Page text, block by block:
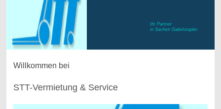
Ihr Partner
in Sachen Gabelstapler
Willkommen bei
STT-Vermietung & Service